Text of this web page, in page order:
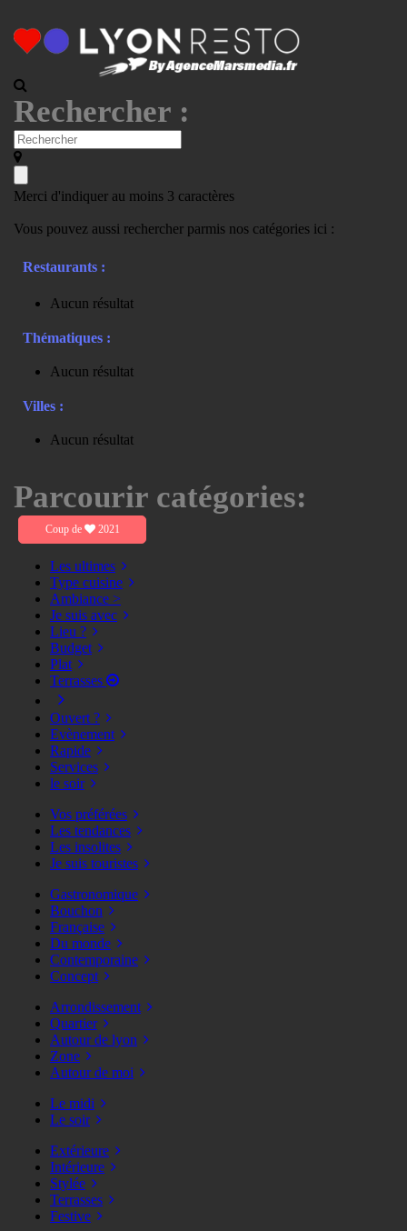
Rechercher :
Merci d'indiquer au moins 3 caractères
Vous pouvez aussi rechercher parmis nos catégories ici :
Restaurants :
Aucun résultat
Thématiques :
Aucun résultat
Villes :
Aucun résultat
Parcourir catégories:
Coup de 2021
Les ultimes
Type cuisine
Ambiance >
Je suis avec
Lieu ?
Budget
Plat
Terrasses
Ouvert ?
Evènement
Rapide
Services
le soir
Vos préférées
Les tendances
Les insolites
Je suis touristes
Gastronomique
Bouchon
Française
Du monde
Contemporaine
Concept
Arrondissement
Quartier
Autour de lyon
Zone
Autour de moi
Le midi
Le soir
Extérieure
Intérieure
Stylée
Terrasses
Festive